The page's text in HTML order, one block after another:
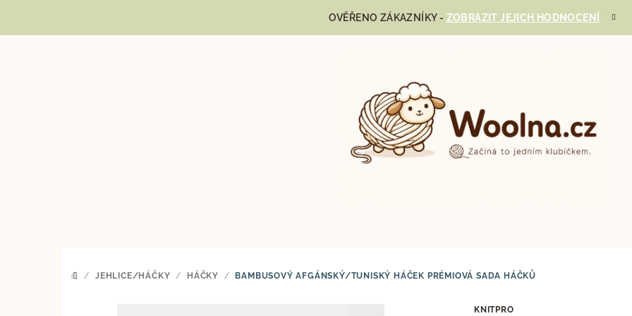
OVĚŘENO ZÁKAZNÍKY - ZOBRAZIT JEJICH HODNOCENÍ
DOMŮ
/ JEHLICE/HÁČKY / HÁČKY / BAMBUSOVÝ AFGÁNSKÝ/TUNISKÝ HÁČEK PRÉMIOVÁ SADA HÁČKŮ
KNITPRO